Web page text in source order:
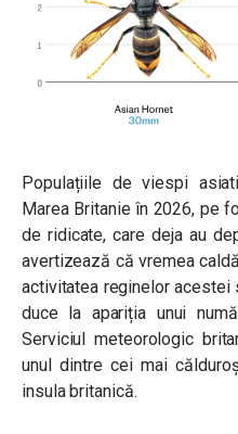
Populațiile de viespi
Marea Britanie în 2026, pe
de ridicate, care deja au
avertizează că vremea
activitatea reginelor
duce la apariția unui
Serviciul meteorologic
unul dintre cei mai
insula britanică.